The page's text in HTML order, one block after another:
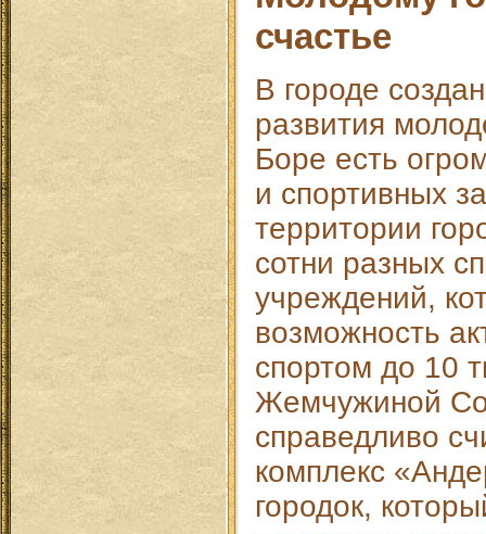
счастье
В городе
развития
Боре есть
и спортивных
территории
сотни разных
учреждений,
возможность
спортом до 10
Жемчужиной
справедливо
комплекс
городок,